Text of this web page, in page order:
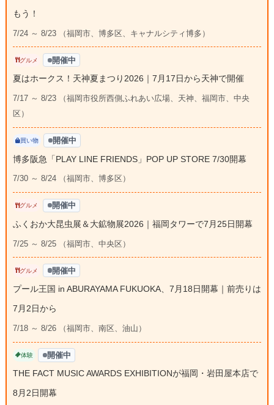
もう！
7/24 ～ 8/23 （福岡市、博多区、キャナルシティ博多）
グルメ 開催中
夏はホークス！天神夏まつり2026｜7月17日から天神で開催
7/17 ～ 8/23 （福岡市役所西側ふれあい広場、天神、福岡市、中央
区）
買い物 開催中
博多阪急「PLAY LINE FRIENDS」POP UP STORE 7/30開幕
7/30 ～ 8/24 （福岡市、博多区）
グルメ 開催中
ふくおか大昆虫展＆大鉱物展2026｜福岡タワーで7月25日開幕
7/25 ～ 8/25 （福岡市、中央区）
グルメ 開催中
プール王国 in ABURAYAMA FUKUOKA、7月18日開幕｜前売りは
7月2日から
7/18 ～ 8/26 （福岡市、南区、油山）
体験 開催中
THE FACT MUSIC AWARDS EXHIBITIONが福岡・岩田屋本店で
8月2日開幕